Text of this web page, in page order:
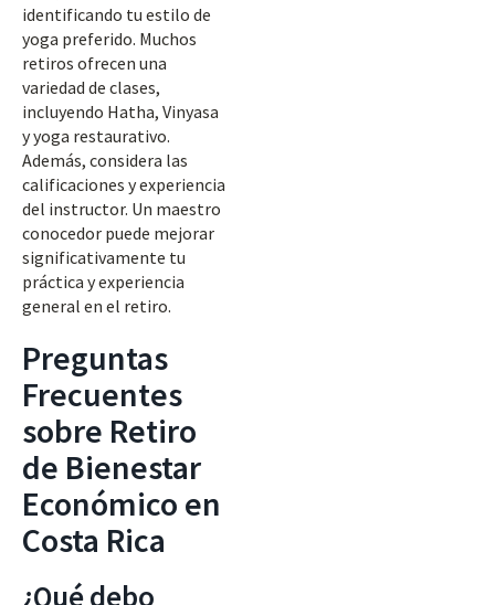
identificando tu estilo de
yoga preferido. Muchos
retiros ofrecen una
variedad de clases,
incluyendo Hatha, Vinyasa
y yoga restaurativo.
Además, considera las
calificaciones y experiencia
del instructor. Un maestro
conocedor puede mejorar
significativamente tu
práctica y experiencia
general en el retiro.
Preguntas
Frecuentes
sobre Retiro
de Bienestar
Económico en
Costa Rica
¿Qué debo